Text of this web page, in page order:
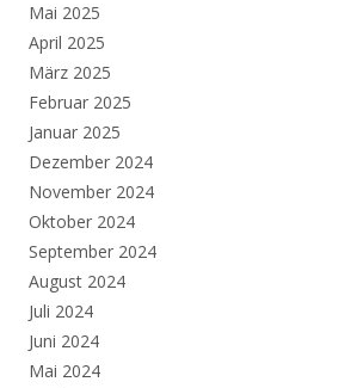
Mai 2025
April 2025
März 2025
Februar 2025
Januar 2025
Dezember 2024
November 2024
Oktober 2024
September 2024
August 2024
Juli 2024
Juni 2024
Mai 2024